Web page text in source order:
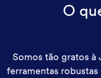
O
Somos tão gratos
ferramentas